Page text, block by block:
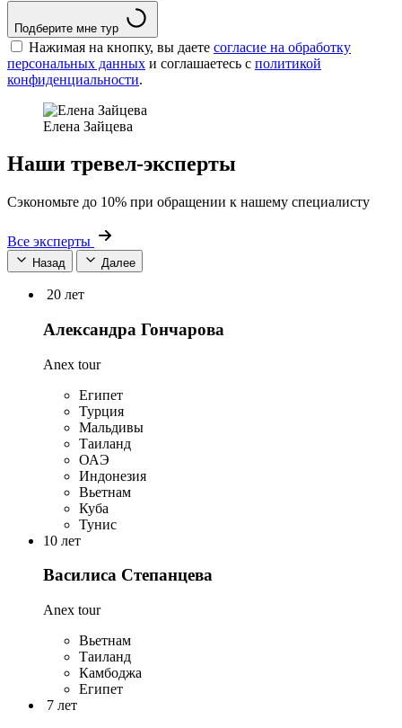
Подберите мне тур
Нажимая на кнопку, вы даете согласие на обработку
персональных данных и соглашаетесь c политикой
конфиденциальности.
Елена Зайцева
Наши тревел-эксперты
Сэкономьте до 10% при обращении к нашему специалисту
Все эксперты
Назад Далее
20 лет
Александра Гончарова
Anex tour
Египет
Турция
Мальдивы
Таиланд
ОАЭ
Индонезия
Вьетнам
Куба
Тунис
10 лет
Василиса Степанцева
Anex tour
Вьетнам
Таиланд
Камбоджа
Египет
7 лет